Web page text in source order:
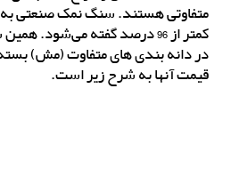
متفاوتی هستند. سنگ نمک صنعتی
کمتر از 96 درصد گفته
در دانه بندی های متفاوت (مش)
قیمت آنها به شرح زیر است.